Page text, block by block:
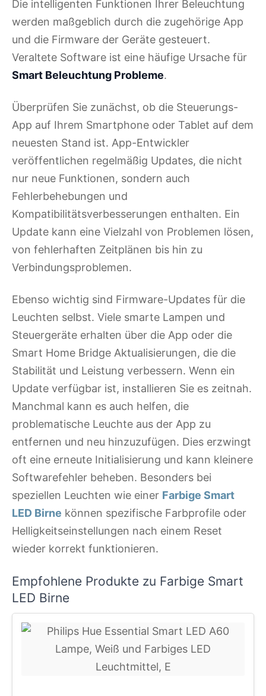
Die intelligenten Funktionen Ihrer Beleuchtung
werden maßgeblich durch die zugehörige App
und die Firmware der Geräte gesteuert.
Veraltete Software ist eine häufige Ursache für
Smart Beleuchtung Probleme.
Überprüfen Sie zunächst, ob die Steuerungs-
App auf Ihrem Smartphone oder Tablet auf dem
neuesten Stand ist. App-Entwickler
veröffentlichen regelmäßig Updates, die nicht
nur neue Funktionen, sondern auch
Fehlerbehebungen und
Kompatibilitätsverbesserungen enthalten. Ein
Update kann eine Vielzahl von Problemen lösen,
von fehlerhaften Zeitplänen bis hin zu
Verbindungsproblemen.
Ebenso wichtig sind Firmware-Updates für die
Leuchten selbst. Viele smarte Lampen und
Steuergeräte erhalten über die App oder die
Smart Home Bridge Aktualisierungen, die die
Stabilität und Leistung verbessern. Wenn ein
Update verfügbar ist, installieren Sie es zeitnah.
Manchmal kann es auch helfen, die
problematische Leuchte aus der App zu
entfernen und neu hinzuzufügen. Dies erzwingt
oft eine erneute Initialisierung und kann kleinere
Softwarefehler beheben. Besonders bei
speziellen Leuchten wie einer Farbige Smart
LED Birne können spezifische Farbprofile oder
Helligkeitseinstellungen nach einem Reset
wieder korrekt funktionieren.
Empfohlene Produkte zu Farbige Smart
LED Birne